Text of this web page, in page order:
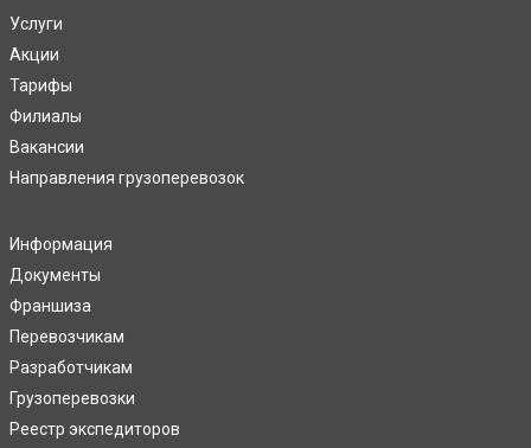
Услуги
Акции
Тарифы
Филиалы
Вакансии
Направления грузоперевозок
Информация
Документы
Франшиза
Перевозчикам
Разработчикам
Грузоперевозки
Реестр экспедиторов